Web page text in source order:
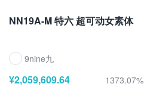
NN19A-M 特六 超可动女素体
9nine九
¥2,059,609.64 1373.07%